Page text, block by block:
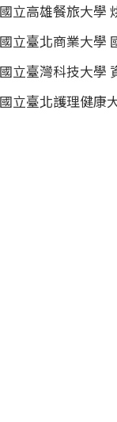
國立高雄餐旅大學
國立臺北商業大學
國立臺灣科技大學
國立臺北護理健康